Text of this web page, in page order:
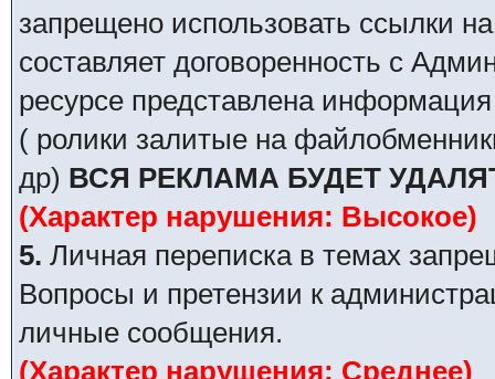
запрещено использовать ссылки
составляет договоренность с
ресурсе представлена
( ролики залитые на
др) ВСЯ РЕКЛАМА БУДЕТ
(Характер нарушения: Высокое)
5. Личная переписка в темах
Вопросы и претензии к
личные сообщения.
(Характер нарушения: Среднее)